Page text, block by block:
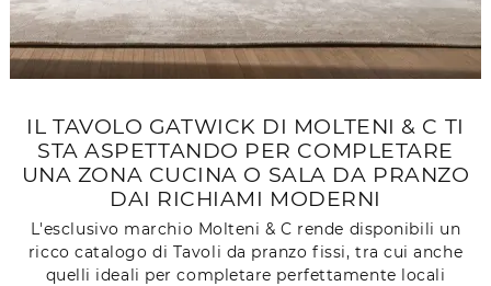
IL TAVOLO GATWICK DI MOLTENI & C TI
STA ASPETTANDO PER COMPLETARE
UNA ZONA CUCINA O SALA DA PRANZO
DAI RICHIAMI MODERNI
L'esclusivo marchio Molteni & C rende disponibili un
ricco catalogo di Tavoli da pranzo fissi, tra cui anche
quelli ideali per completare perfettamente locali